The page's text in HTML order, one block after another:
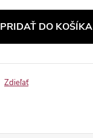
PRIDAŤ DO KOŠÍKA
Zdieľať